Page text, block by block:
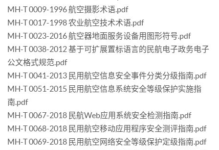
MH-T 0009-1996 航空摄影术语.pdf
MH-T 0017-1998 农业航空技术术语.pdf
MH-T 0023-2016 航空器地面服务设备用图形符号.pdf
MH-T 0038-2012 基于可扩展置标语言的民航电子政务电子
公文格式规范.pdf
MH-T 0041-2013 民用航空信息安全事件分类分级指南.pdf
MH-T 0051-2015 民用航空信息系统安全等级保护实施指
南.pdf
MH-T 0067-2018 民航Web应用系统安全检测指南.pdf
MH-T 0068-2018 民用航空移动应用程序安全测评指南.pdf
MH-T 0069-2018 民用航空网络安全等级保护定级指南.pdf